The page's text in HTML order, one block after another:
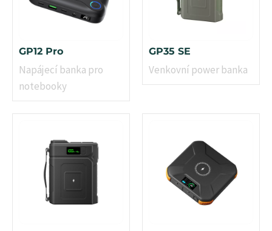
GP12 Pro
Napájecí banka pro
notebooky
GP35 SE
Venkovní power banka